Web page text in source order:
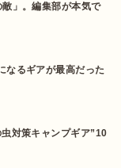
」。編集部が本気で
なるギアが最高だった
対策キャンプギア”10